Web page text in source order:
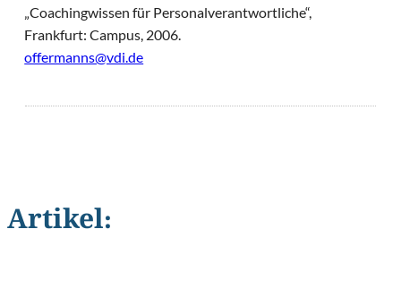
„Coachingwissen für Personalverantwortliche“,
Frankfurt: Campus, 2006.
offermanns@vdi.de
Artikel: